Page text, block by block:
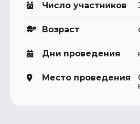
Число участников
Возраст
Дни проведения
Место проведения